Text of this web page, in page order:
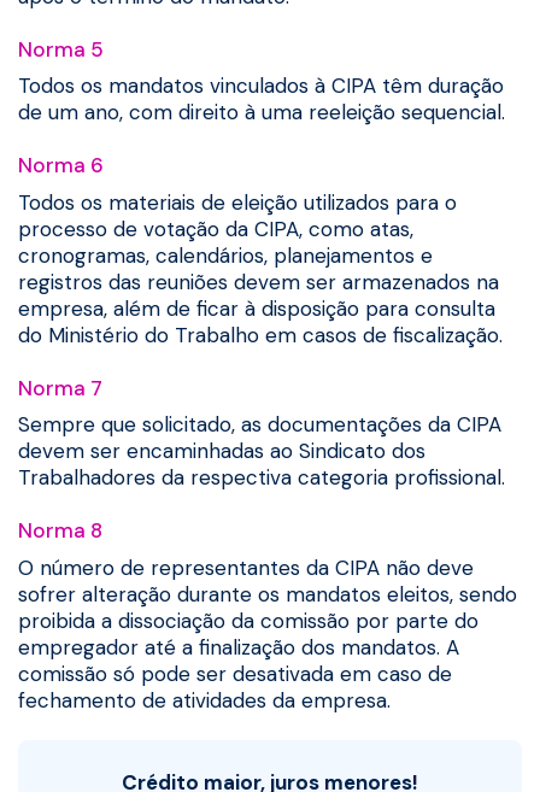
Norma 5
Todos os mandatos vinculados à CIPA têm duração
de um ano, com direito à uma reeleição sequencial.
Norma 6
Todos os materiais de eleição utilizados para o
processo de votação da CIPA, como atas,
cronogramas, calendários, planejamentos e
registros das reuniões devem ser armazenados na
empresa, além de ficar à disposição para consulta
do Ministério do Trabalho em casos de fiscalização.
Norma 7
Sempre que solicitado, as documentações da CIPA
devem ser encaminhadas ao Sindicato dos
Trabalhadores da respectiva categoria profissional.
Norma 8
O número de representantes da CIPA não deve
sofrer alteração durante os mandatos eleitos, sendo
proibida a dissociação da comissão por parte do
empregador até a finalização dos mandatos. A
comissão só pode ser desativada em caso de
fechamento de atividades da empresa.
Crédito maior, juros menores!